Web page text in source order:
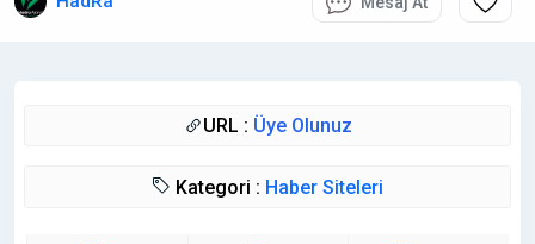
URL : Üye Olunuz
Kategori : Haber Siteleri